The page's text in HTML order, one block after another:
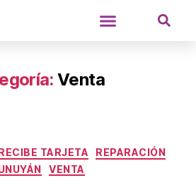
Venta
RECIBE TARJETA
REPARACIÓN
VENTA